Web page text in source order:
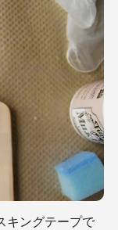
キングテープで